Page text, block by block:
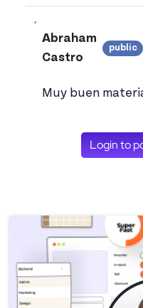
Abraham
Castro
public
Muy buen
Login to